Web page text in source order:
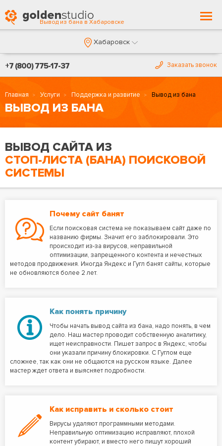
Вывод из бана в Хабаровске
Хабаровск
+7 (800) 775-17-37 Заказать звонок
Главная Услуги Поддержка и развитие Вывод из бана
ВЫВОД ИЗ БАНА
ВЫВОД САЙТА ИЗ
СТОП-ЛИСТА (БАНА) ПОИСКОВОЙ
СИСТЕМЫ
Почему сайт банят
Если поисковая система не показываем сайт даже по
названию фирмы. Значит его заблокировали. Это
происходит из-за вирусов, неправильной
оптимизации, запрещенного контента и нечестных
методов продвижения. Иногда Яндекс и Гугл банят сайты, которые
не обновляются более 2 лет.
Как понять причину
Чтобы начать вывод сайта из бана, надо понять, в чем
дело. Наш мастер проводит собственную аналитику,
ищет неисправности. Пишет запрос в Яндекс, чтобы
они указали причину блокировки. С Гуглом еще
сложнее, так как они не общаются на русском языке. Далее
мастер ждет ответа и выясняет подробности.
Как исправить и сколько стоит
Вирусы удаляют программными методами.
Неправильную оптимизацию исправляют, плохой
контент убирают, и вместо него пишут хороший